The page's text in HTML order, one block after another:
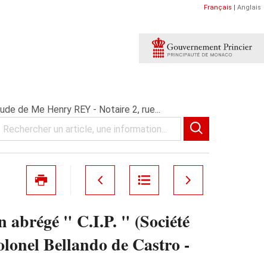
Français | Anglais
de Me Henry REY - Notaire 2, rue...
" C.I.P. " (Société
Bellando de Castro -